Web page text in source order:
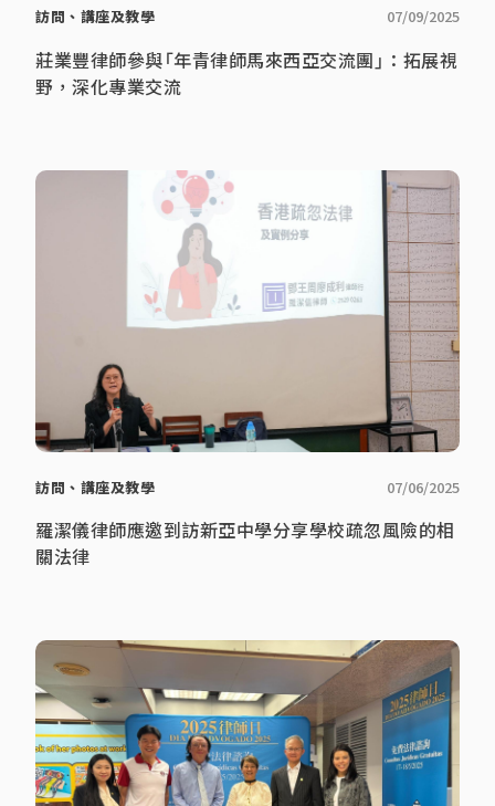
訪問、講座及教學 07/09/2025
莊業豐律師參與「年青律師馬來西亞交流團」：拓展視
野，深化專業交流
訪問、講座及教學 07/06/2025
羅潔儀律師應邀到訪新亞中學分享學校疏忽風險的相
關法律